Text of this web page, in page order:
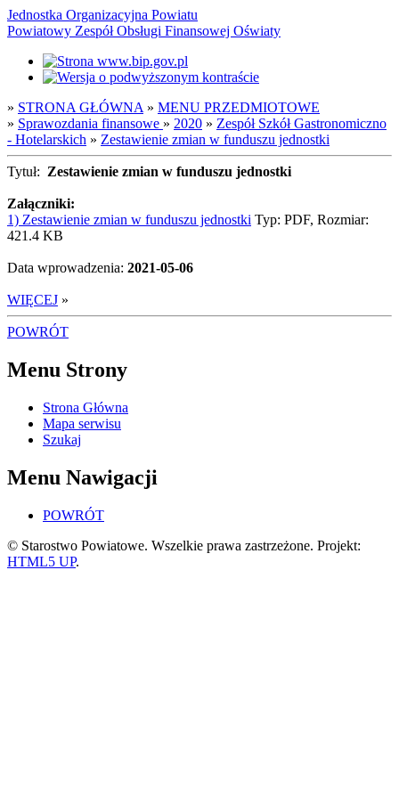
Jednostka Organizacyjna Powiatu
Powiatowy Zespół Obsługi Finansowej Oświaty
» STRONA GŁÓWNA » MENU PRZEDMIOTOWE
» Sprawozdania finansowe » 2020 » Zespół Szkół Gastronomiczno
- Hotelarskich » Zestawienie zmian w funduszu jednostki
Tytuł: Zestawienie zmian w funduszu jednostki
Załączniki:
1) Zestawienie zmian w funduszu jednostki Typ: PDF, Rozmiar:
421.4 KB
Data wprowadzenia: 2021-05-06
WIĘCEJ »
POWRÓT
Menu Strony
Strona Główna
Mapa serwisu
Szukaj
Menu Nawigacji
POWRÓT
© Starostwo Powiatowe. Wszelkie prawa zastrzeżone. Projekt:
HTML5 UP.